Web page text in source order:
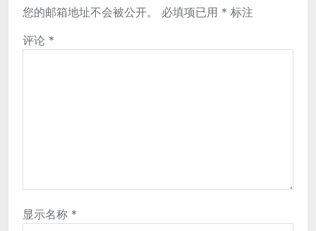
您的邮箱地址不会被公开。 必填项已用 * 标注
评论 *
显示名称 *